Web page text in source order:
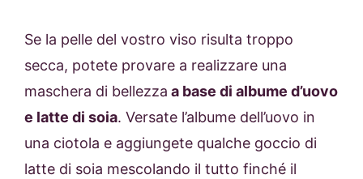
Se la pelle del vostro viso risulta troppo
secca, potete provare a realizzare una
maschera di bellezza a base di albume d’uovo
e latte di soia. Versate l’albume dell’uovo in
una ciotola e aggiungete qualche goccio di
latte di soia mescolando il tutto finché il